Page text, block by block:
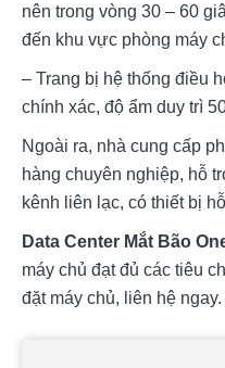
nên trong vòng 30 – 60
đến khu vực phòng máy
– Trang bị hệ thống điều
chính xác, độ ẩm duy trì
Ngoài ra, nhà cung cấp
hàng chuyên nghiệp, hỗ
kênh liên lạc, có thiết bị
Data Center Mắt Bão
máy chủ đạt đủ các tiêu
đặt máy chủ, liên hệ ngay.